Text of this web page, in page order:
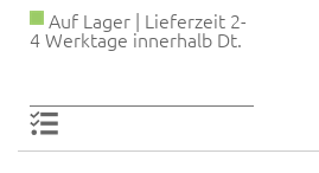
Auf Lager | Lieferzeit 2-
4 Werktage innerhalb Dt.